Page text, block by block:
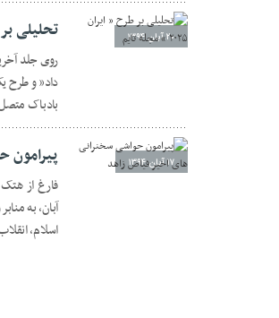
۲۰ آبان ۱۳۹۴ تحلیلی بر طرح «
داد” و طرح
بادباک
۱۷ آبان ۱۳۹۴ پیرامون
آبان، به
اسلام،